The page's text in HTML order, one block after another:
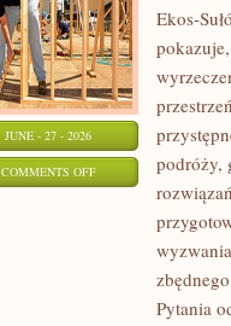
JUNE - 27 - 2026
COMMENTS OFFON
RECYKLING
UPCYKLING
Ekos-
podróży,
Pytania